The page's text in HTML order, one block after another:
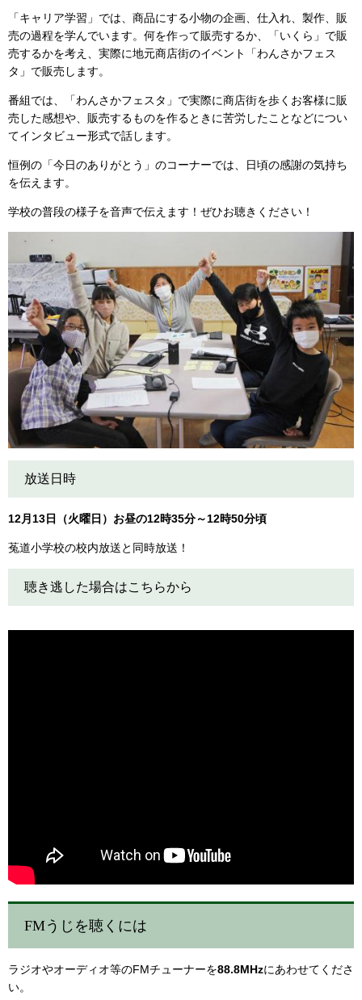
「キャリア学習」では、商品にする小物の企画、仕入れ、製作、販
売の過程を学んでいます。何を作って販売するか、「いくら」で販
売するかを考え、実際に地元商店街のイベント「わんさかフェス
タ」で販売します。
番組では、「わんさかフェスタ」で実際に商店街を歩くお客様に販
売した感想や、販売するものを作るときに苦労したことなどについ
てインタビュー形式で話します。
恒例の「今日のありがとう」のコーナーでは、日頃の感謝の気持ち
を伝えます。
学校の普段の様子を音声で伝えます！ぜひお聴きください！
放送日時
12月13日（火曜日）お昼の12時35分～12時50分頃
菟道小学校の校内放送と同時放送！
聴き逃した場合はこちらから
FMうじを聴くには
ラジオやオーディオ等のFMチューナーを88.8MHzにあわせてくださ
い。